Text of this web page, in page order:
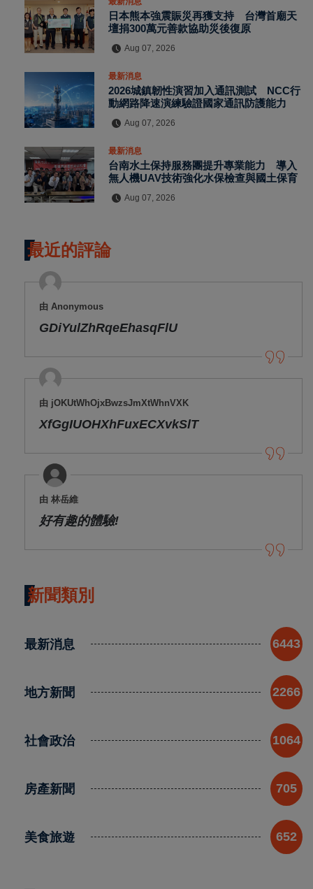
日本熊本強震賑災再獲支持 台灣首廟天
壇捐300萬元善款協助災後復原
Aug 07, 2026
最新消息
2026城鎮韌性演習加入通訊測試 NCC行
動網路降速演練驗證國家通訊防護能力
Aug 07, 2026
最新消息
台南水土保持服務團提升專業能力 導入
無人機UAV技術強化水保檢查與國土保育
Aug 07, 2026
最近的評論
由 Anonymous
GDiYulZhRqeEhasqFlU
由 jOKUtWhOjxBwzsJmXtWhnVXK
XfGgIUOHXhFuxECXvkSlT
由 林岳維
好有趣的體驗!
新聞類別
最新消息 6443
地方新聞 2266
社會政治 1064
房產新聞 705
美食旅遊 652